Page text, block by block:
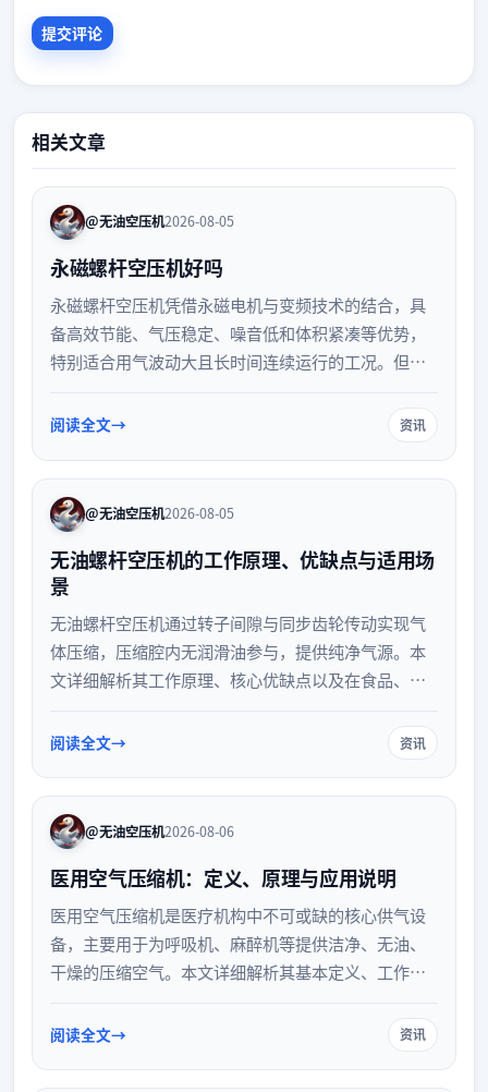
相关文章
@无油空压机2026-08-05
永磁螺杆空压机好吗
永磁螺杆空压机凭借永磁电机与变频技术的结合，具
备高效节能、气压稳定、噪音低和体积紧凑等优势，
特别适合用气波动大且长时间连续运行的工况。但其
结合实际用气需求与运行时间进行综合评估，以实现
阅读全文 资讯
@无油空压机2026-08-05
无油螺杆空压机的工作原理、优缺点与适用场
景
无油螺杆空压机通过转子间隙与同步齿轮传动实现气
体压缩，压缩腔内无润滑油参与，提供纯净气源。本
文详细解析其工作原理、核心优缺点以及在食品、医
力企业选型。
阅读全文 资讯
@无油空压机2026-08-06
医用空气压缩机：定义、原理与应用说明
医用空气压缩机是医疗机构中不可或缺的核心供气设
备，主要用于为呼吸机、麻醉机等提供洁净、无油、
干燥的压缩空气。本文详细解析其基本定义、工作原
在保障医疗安全与提升诊疗效率方面的重要作用。
阅读全文 资讯